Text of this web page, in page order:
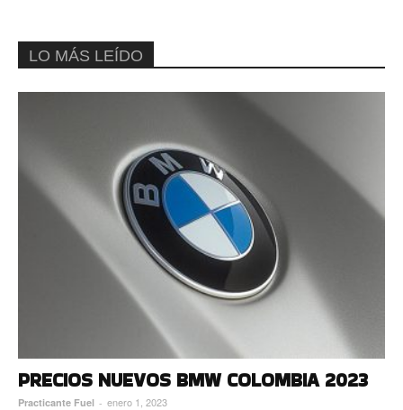
LO MÁS LEÍDO
PRECIOS NUEVOS BMW COLOMBIA 2023
Practicante Fuel - enero 1, 2023